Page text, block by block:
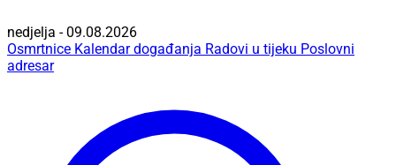
nedjelja - 09.08.2026
Osmrtnice Kalendar događanja Radovi u tijeku Poslovni
adresar